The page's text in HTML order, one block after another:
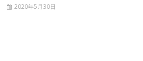
2020年5月30日